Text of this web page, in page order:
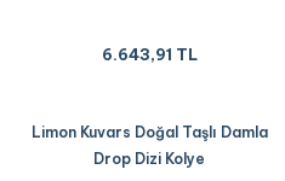
6.643,91 TL
Limon Kuvars Doğal Taşlı Damla
Drop Dizi Kolye